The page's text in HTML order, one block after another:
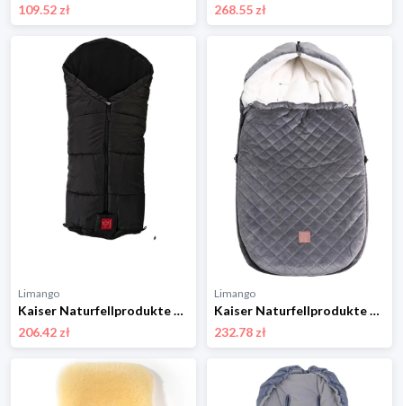
109.52 zł
268.55 zł
Limango
Kaiser Naturfellprodukte Śpiworek termiczny "Tommy" w kolorze czarnym - 100 x 45 cm rozmiar: onesize
206.42 zł
Limango
Kaiser Naturfellprodukte Śpiworek "X-Large Velvet Hoody" w kolorze szarym do fotelika - 92 x 45 cm rozmiar: onesize
232.78 zł